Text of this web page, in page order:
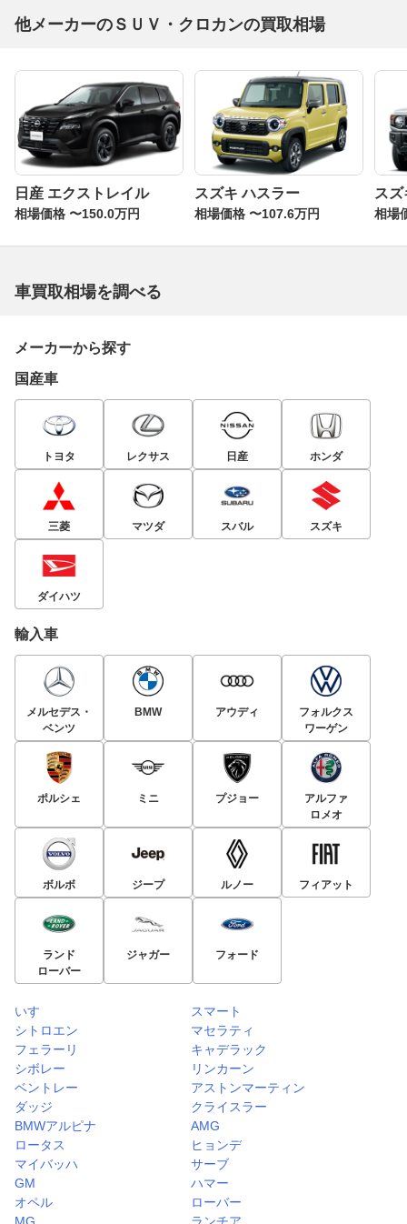
他メーカーのＳＵＶ・クロカンの買取相場
日産 エクストレイル
相場価格 〜150.0万円
スズキ ハスラー
相場価格 〜107.6万円
ス
相場
車買取相場を調べる
メーカーから探す
国産車
トヨタ レクサス 日産 ホンダ
三菱 マツダ スバル スズキ
ダイハツ
輸入車
メルセデス・
ベンツ
BMW アウディ
フォルクス
ワーゲン
ポルシェ ミニ プジョー
アルファ
ロメオ
ボルボ ジープ ルノー フィアット
ランド
ローバー
ジャガー フォード
いすゞ
スマート
シトロエン
マセラティ
フェラーリ
キャデラック
シボレー
リンカーン
ベントレー
アストンマーティン
ダッジ
クライスラー
BMWアルピナ
AMG
ロータス
ヒョンデ
マイバッハ
サーブ
GM
ハマー
オペル
ローバー